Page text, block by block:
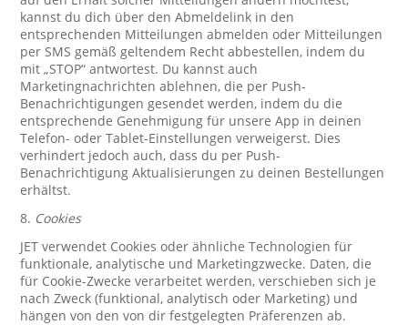
kannst du dich über den Abmeldelink in den
entsprechenden Mitteilungen abmelden oder Mitteilungen
per SMS gemäß geltendem Recht abbestellen, indem du
mit „STOP“ antwortest. Du kannst auch
Marketingnachrichten ablehnen, die per Push-
Benachrichtigungen gesendet werden, indem du die
entsprechende Genehmigung für unsere App in deinen
Telefon- oder Tablet-Einstellungen verweigerst. Dies
verhindert jedoch auch, dass du per Push-
Benachrichtigung Aktualisierungen zu deinen Bestellungen
erhältst.
8. Cookies
JET verwendet Cookies oder ähnliche Technologien für
funktionale, analytische und Marketingzwecke. Daten, die
für Cookie-Zwecke verarbeitet werden, verschieben sich je
nach Zweck (funktional, analytisch oder Marketing) und
hängen von den von dir festgelegten Präferenzen ab.